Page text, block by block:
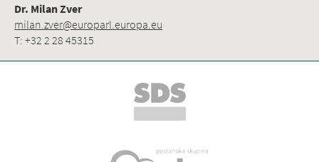
Dr. Milan Zver
milan.zver@europarl.europa.eu
T: +32 2 28 45315